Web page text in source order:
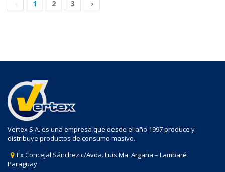
1 2 3 ›
Vertex S.A. es una empresa que desde el año 1997 produce y
distribuye productos de consumo masivo.
Ex Concejal Sánchez c/Avda. Luis Ma. Argaña – Lambaré
Paraguay